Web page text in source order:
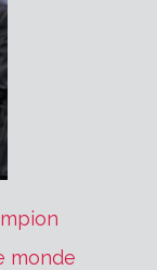
monde